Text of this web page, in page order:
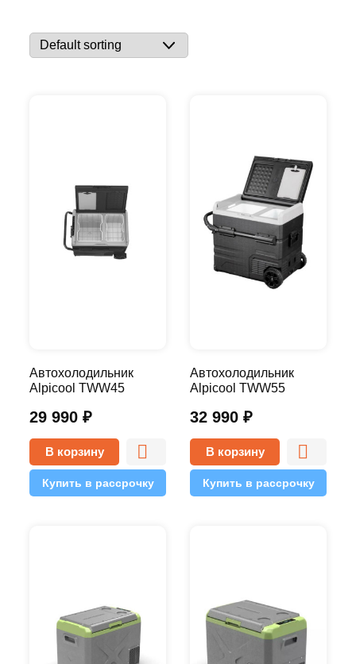
29 990 ₽
Автохолодильник
Alpicool TWW45
В корзину
Купить в рассрочку
32 990 ₽
Автохолодильник
Alpicool TWW55
В корзину
Купить в рассрочку